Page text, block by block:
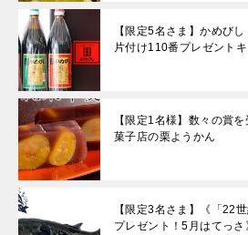
【限定5名さま】かめ
片付け110番プレゼント
【限定1名様】数々の賞
菓子店の栗ようかん
【限定3名さま】《「22
プレゼント！5月はてっ